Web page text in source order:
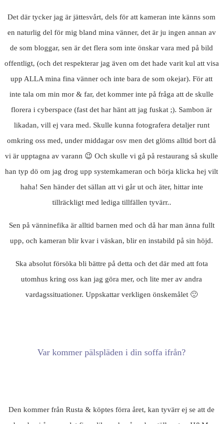
Det där tycker jag är jättesvårt, dels för att kameran inte känns som
en naturlig del för mig bland mina vänner, det är ju ingen annan av
de som bloggar, sen är det flera som inte önskar vara med på bild
offentligt, (och det respekterar jag även om det hade varit kul att visa
upp ALLA mina fina vänner och inte bara de som okejar). För att
inte tala om min mor & far, det kommer inte på fråga att de skulle
florera i cyberspace (fast det har hänt att jag fuskat ;). Sambon är
likadan, vill ej vara med. Skulle kunna fotografera detaljer runt
omkring oss med, under middagar osv men det glöms alltid bort då
vi är upptagna av varann 😉 Och skulle vi gå på restaurang så skulle
han typ dö om jag drog upp systemkameran och börja klicka hej vilt
haha! Sen händer det sällan att vi går ut och äter, hittar inte
tillräckligt med lediga tillfällen tyvärr..
Sen på vänninefika är alltid barnen med och då har man änna fullt
upp, och kameran blir kvar i väskan, blir en instabild på sin höjd.
Ska absolut försöka bli bättre på detta och det där med att fota
utomhus kring oss kan jag göra mer, och lite mer av andra
vardagssituationer. Uppskattar verkligen önskemålet 🙂
Var kommer pälspläden i din soffa ifrån?
Den kommer från Rusta & köptes förra året, kan tyvärr ej se att de